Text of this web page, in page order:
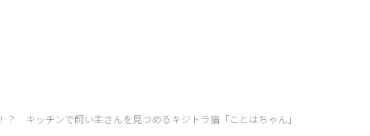
？ キッチンで飼い主さんを見つめるキジトラ猫「ことはちゃん」